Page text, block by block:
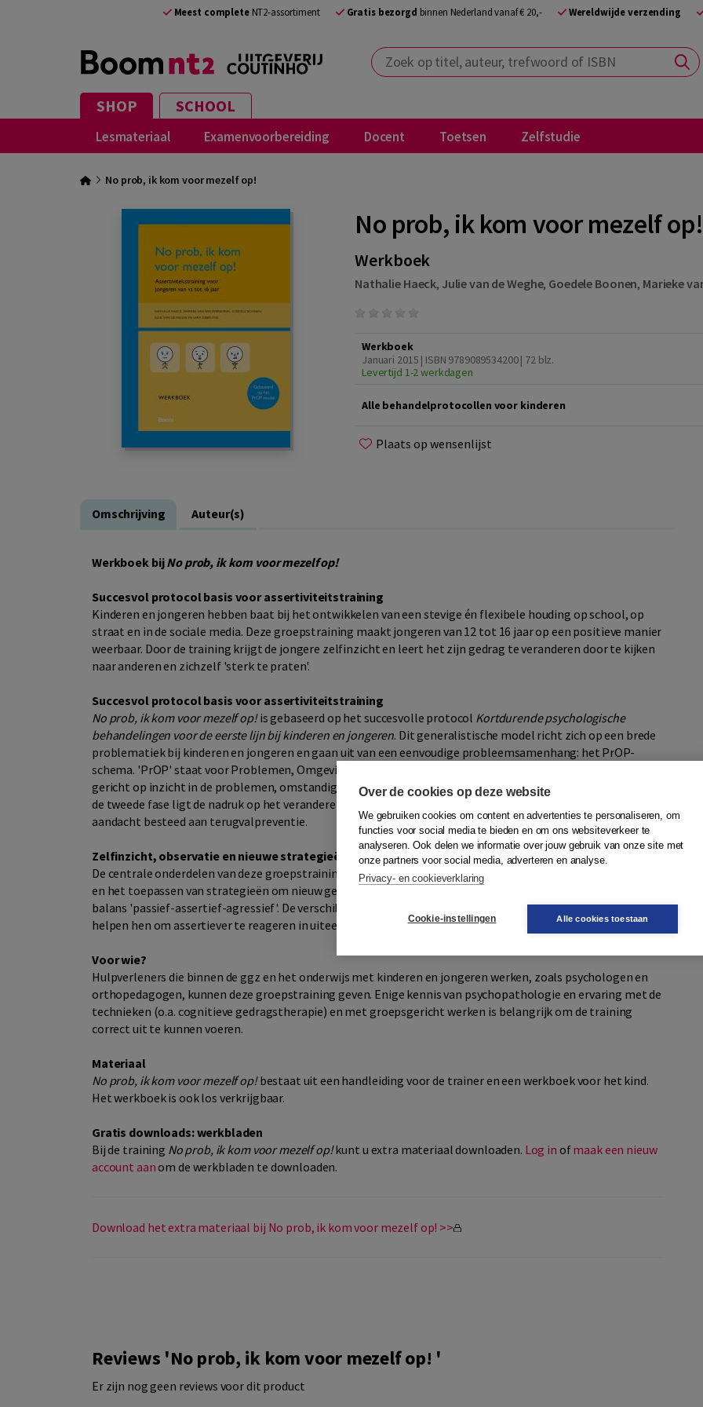
Meest completeNT2-assortiment Gratis bezorgd binnen Nederland vanaf € 20,- Wereldwijde verzending
Zoek op titel, auteur, trefwoord of ISBN
SHOP SCHOOL
Lesmateriaal Examenvoorbereiding Docent Toetsen Zelfstudie
No prob, ik kom voor mezelf op!
No prob, ik kom voor mezelf op!
Werkboek
Nathalie Haeck, Julie van de Weghe, Goedele Boonen, Marieke
Werkboek
Januari 2015 | ISBN 9789089534200| 72 blz.
Levertijd 1-2 werkdagen
Alle behandelprotocollen voor kinderen
Plaats op wensenlijst
Omschrijving Auteur(s)
Werkboek bijNo prob, ik kom voor mezelf op!
Succesvol protocol basis voor assertiviteitstraining
Kinderen en jongeren hebben baat bij het ontwikkelen van een stevige én flexibele houding op school, op
straat en in de sociale media. Deze groepstraining maakt jongeren van 12 tot 16 jaar op een positieve manier
weerbaar. Door de training krijgt de jongere zelfinzicht en leert het zijn gedrag te veranderen door te kijken
naar anderen en zichzelf 'sterk te praten'.
Succesvol protocol basis voor assertiviteitstraining
No prob, ik kom voor mezelf op!is gebaseerd op het succesvolle protocol Kortdurende psychologische
behandelingen voor de eerste lijn bij kinderen en jongeren. Dit generalistische model richt zich op een brede
problematiek bij kinderen en jongeren en gaan uit van een eenvoudige probleemsamenhang: het PrOP-
schema. 'PrOP' staat voor Problemen, Omgeving en Persoonlijke stijl. De eerste fase in dit protocol is
gericht op inzicht in de problemen, omstandigheden en omgeving van het kind en zijn persoonlijke stijl. In
de tweede fase ligt de nadruk op het veranderen van de persoonlijke aanpak van het kind. Tenslotte wordt er
aandacht besteed aan terugvalpreventie.
Zelfinzicht, observatie en nieuwe strategieën
De centrale onderdelen van deze groepstraining zijn gericht op zelfinzicht, observatie van leeftijdsgenoten
en het toepassen van strategieën om nieuw gedrag aan te leren. Als rode draad door de training loopt de
balans 'passief-assertief-agressief'. De verschillende vaardigheden die de deelnemers aanleren in de training
helpen hen om assertiever te reageren in uiteenlopende situaties.
Voor wie?
Hulpverleners die binnen de ggz en het onderwijs met kinderen en jongeren werken, zoals psychologen en
orthopedagogen, kunnen deze groepstraining geven. Enige kennis van psychopathologie en ervaring met de
technieken (o.a. cognitieve gedragstherapie) en met groepsgericht werken is belangrijk om de training
correct uit te kunnen voeren.
Materiaal
No prob, ik kom voor mezelf op!bestaat uit een handleiding voor de trainer en een werkboek voor het kind.
Het werkboek is ook los verkrijgbaar.
Gratis downloads: werkbladen
Bij de training No prob, ik kom voor mezelf op!kunt u extra materiaal downloaden. Log in ofmaak een nieuw
account aanom de werkbladen te downloaden.
Download het extra materiaal bij No prob, ik kom voor mezelf op! >>
Reviews 'No prob, ik kom voor mezelf op! '
Er zijn nog geen reviews voor dit product
Over de cookies op deze website
We gebruiken cookies om content en advertenties te personaliseren, om
functies voor social media te bieden en om ons websiteverkeer te
analyseren. Ook delen we informatie over jouw gebruik van onze site met
onze partners voor social media, adverteren en analyse.
Privacy- en cookieverklaring
Cookie-instellingen Alle cookies toestaan